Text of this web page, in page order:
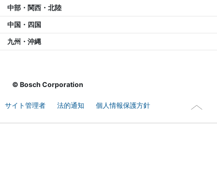
中部・関西・北陸
中国・四国
九州・沖縄
© Bosch Corporation
サイト管理者 法的通知 個人情報保護方針